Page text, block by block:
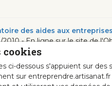
des aides aux
2010 - En ligne sur le site de
cookies
ci-dessous s'appuient sur
sur